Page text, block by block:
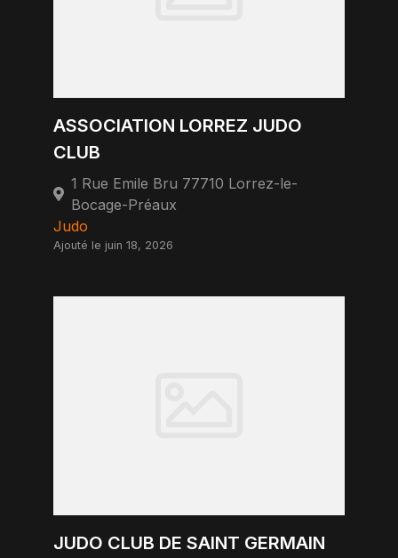
ASSOCIATION LORREZ JUDO
CLUB
1 Rue Emile Bru 77710 Lorrez-le-
Bocage-Préaux
Judo
Ajouté le juin 18, 2026
JUDO CLUB DE SAINT GERMAIN